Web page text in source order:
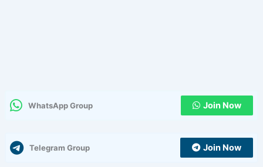
WhatsApp Group Join Now
Telegram Group Join Now